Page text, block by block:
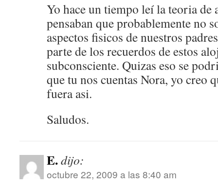
Yo hace un tiempo leí la teoria de
pensaban que probablemente no
aspectos fisicos de nuestros
parte de los recuerdos de estos
subconsciente. Quizas eso se
que tu nos cuentas Nora, yo creo
fuera asi.
Saludos.
E.dijo:
octubre 22, 2009 a las 8:40 am